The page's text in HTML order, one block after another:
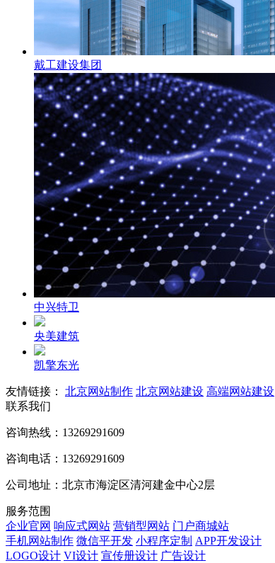
戴工建设集团
中兴特卫
央美建筑
凯擎东光
友情链接： 北京网站制作 北京网站建设 高端网站建设
联系我们
咨询热线：13269291609
咨询电话：13269291609
公司地址：北京市海淀区清河建金中心2层
服务范围
企业官网 响应式网站 营销型网站 门户商城站
手机网站制作 微信平开发 小程序定制 APP开发设计
LOGO设计 VI设计 宣传册设计 广告设计